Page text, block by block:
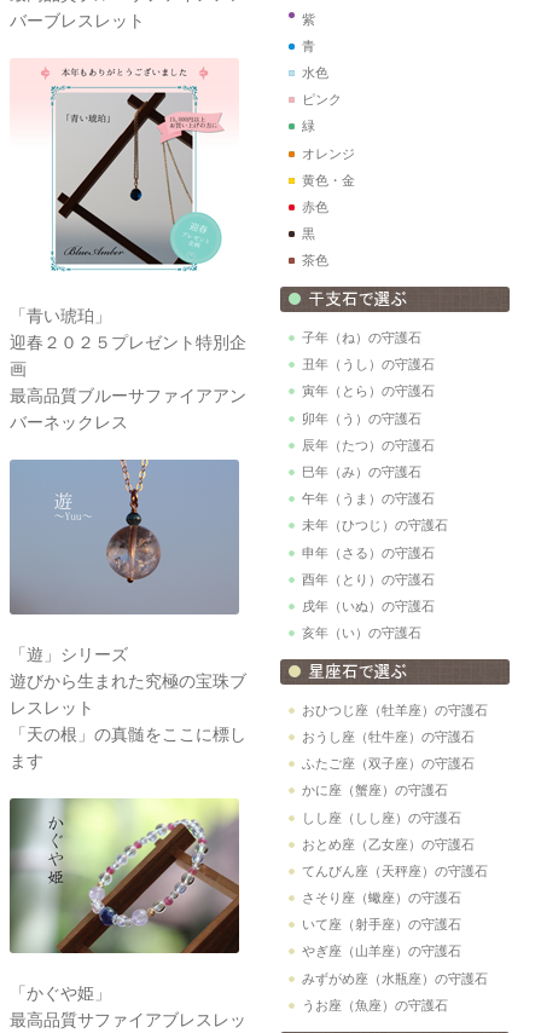
バーブレスレット
「青い琥珀」
迎春２０２５プレゼント特別企
画
最高品質ブルーサファイアアン
バーネックレス
「遊」シリーズ
遊びから生まれた究極の宝珠ブ
レスレット
「天の根」の真髄をここに標し
ます
「かぐや姫」
最高品質サファイアブレスレッ
紫
青
水色
ピンク
緑
オレンジ
黄色・金
赤色
黒
茶色
子年（ね）の守護石
丑年（うし）の守護石
寅年（とら）の守護石
卯年（う）の守護石
辰年（たつ）の守護石
巳年（み）の守護石
午年（うま）の守護石
未年（ひつじ）の守護石
申年（さる）の守護石
酉年（とり）の守護石
戌年（いぬ）の守護石
亥年（い）の守護石
おひつじ座（牡羊座）の守護石
おうし座（牡牛座）の守護石
ふたご座（双子座）の守護石
かに座（蟹座）の守護石
しし座（しし座）の守護石
おとめ座（乙女座）の守護石
てんびん座（天秤座）の守護石
さそり座（蠍座）の守護石
いて座（射手座）の守護石
やぎ座（山羊座）の守護石
みずがめ座（水瓶座）の守護石
うお座（魚座）の守護石